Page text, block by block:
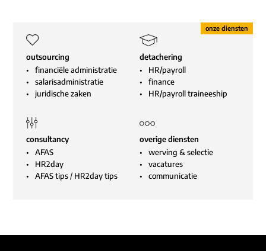
outsourcing
financiële administratie
salarisadministratie
juridische zaken
detachering
HR/payroll
finance
HR/payroll traineeship
consultancy
AFAS
HR2day
AFAS tips/ HR2day tips
overige diensten
werving & selectie
vacatures
communicatie